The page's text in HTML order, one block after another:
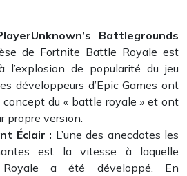
Battlegrounds
de Fortnite Battle Royale est
l’explosion de popularité du jeu
développeurs d’Epic Games ont
du « battle royale » et ont
propre version.
Éclair : L’une des anecdotes les
est la vitesse à laquelle
a été développé. En